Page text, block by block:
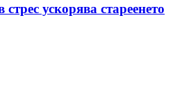
ускорява стареенето